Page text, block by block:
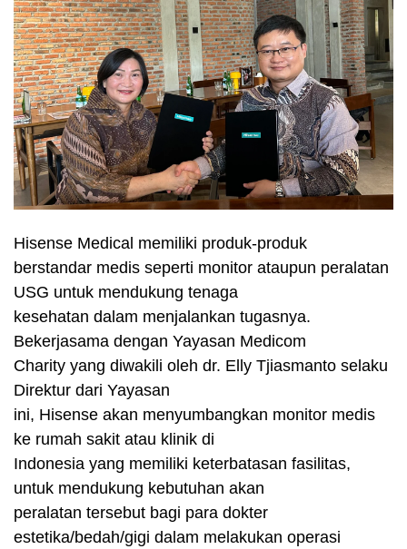
Hisense Medical memiliki produk-produk
berstandar medis seperti monitor ataupun peralatan
USG untuk mendukung tenaga
kesehatan dalam menjalankan tugasnya.
Bekerjasama dengan Yayasan Medicom
Charity yang diwakili oleh dr. Elly Tjiasmanto selaku
Direktur dari Yayasan
ini, Hisense akan menyumbangkan monitor medis
ke rumah sakit atau klinik di
Indonesia yang memiliki keterbatasan fasilitas,
untuk mendukung kebutuhan akan
peralatan tersebut bagi para dokter
estetika/bedah/gigi dalam melakukan operasi